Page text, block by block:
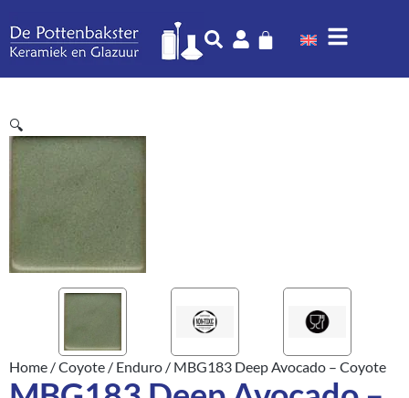
🔍
Home /Coyote / Enduro / MBG183 Deep Avocado – Coyote